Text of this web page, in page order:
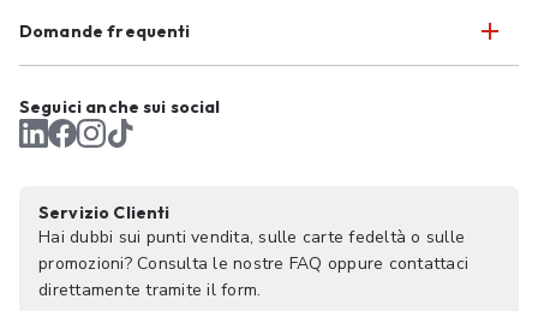
Domande frequenti
Seguici anche sui social
Servizio Clienti
Hai dubbi sui punti vendita, sulle carte fedeltà o sulle
promozioni? Consulta le nostre FAQ oppure contattaci
direttamente tramite il form.